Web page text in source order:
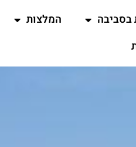
בסביבה המלצות